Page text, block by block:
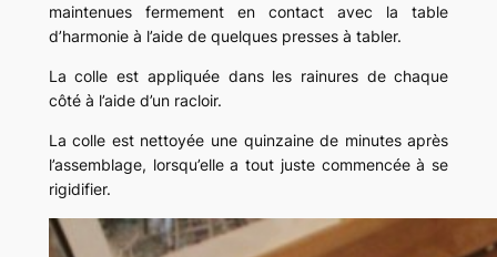
maintenues fermement en contact avec la table
d’harmonie à l’aide de quelques presses à tabler.
La colle est appliquée dans les rainures de chaque
côté à l’aide d’un racloir.
La colle est nettoyée une quinzaine de minutes après
l’assemblage, lorsqu’elle a tout juste commencée à se
rigidifier.